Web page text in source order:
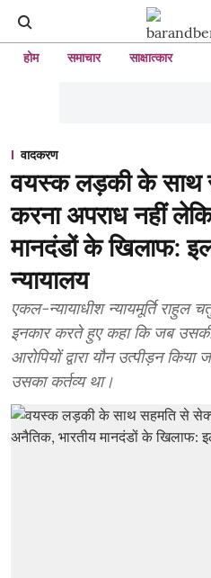
होम समाचार साक्षात्कार
वादकरण
वयस्क लड़की के साथ
करना अपराध नहीं
मानदंडों के खिलाफ:
न्यायालय
एकल-न्यायाधीश न्यायमूर्ति राहुल
इनकार करते हुए कहा कि जब
आरोपियों द्वारा यौन उत्पीड़न किया
उसका कर्तव्य था।